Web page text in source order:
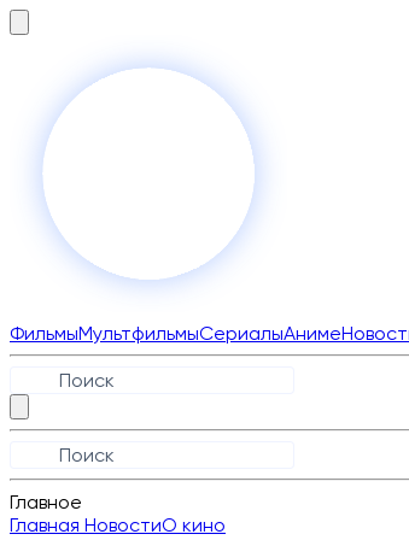
ФильмыМультфильмыСериалыАниме
Главное
Главная НовостиО кино